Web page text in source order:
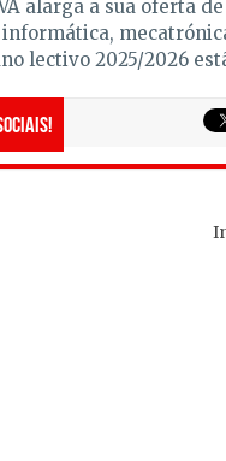
alarga a sua oferta
lectivo 2025/2026